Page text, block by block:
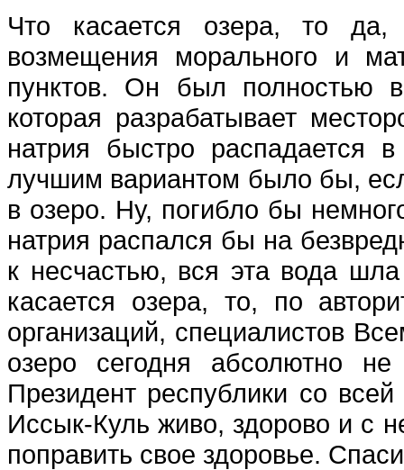
Что касается озера, то да,
возмещения морального и
пунктов. Он был полностью
которая разрабатывает
натрия быстро распадается
лучшим вариантом было бы,
в озеро. Ну, погибло бы
натрия распался бы на
к несчастью, вся эта вода
касается озера, то, по
организаций, специалистов
озеро сегодня абсолютно
Президент республики со
Иссык-Куль живо, здорово и с
поправить свое здоровье.